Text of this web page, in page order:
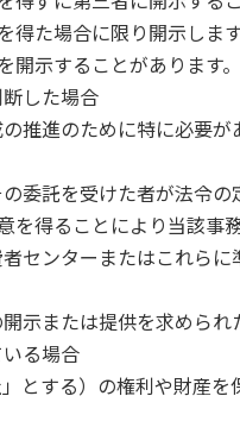
得た場合に限り開示しま
示することがあります。
した場合
推進のために特に必要
委託を受けた者が法令
を得ることにより当該事
センターまたはこれら
示または提供を求められ
る場合
とする）の権利や財産